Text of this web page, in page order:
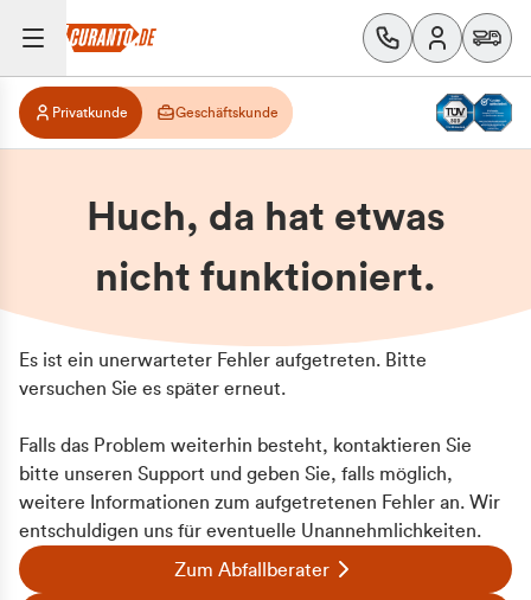
Privatkunde Geschäftskunde
Huch, da hat etwas
nicht funktioniert.
Es ist ein unerwarteter Fehler aufgetreten. Bitte
versuchen Sie es später erneut.
Falls das Problem weiterhin besteht, kontaktieren Sie
bitte unseren Support und geben Sie, falls möglich,
weitere Informationen zum aufgetretenen Fehler an. Wir
entschuldigen uns für eventuelle Unannehmlichkeiten.
Zum Abfallberater